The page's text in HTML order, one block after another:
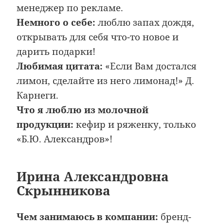
менеджер по рекламе.
Немного о себе: люблю запах дождя,
открывать для себя что-то новое и
дарить подарки!
Любимая цитата: «Если Вам достался
лимон, сделайте из него лимонад!» Д.
Карнеги.
Что я люблю из молочной
продукции: кефир и ряженку, только
«Б.Ю. Александров»!
Ирина Александровна
Скрынникова
Чем занимаюсь в компании: бренд-